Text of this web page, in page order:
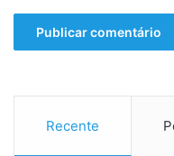
a
Recente